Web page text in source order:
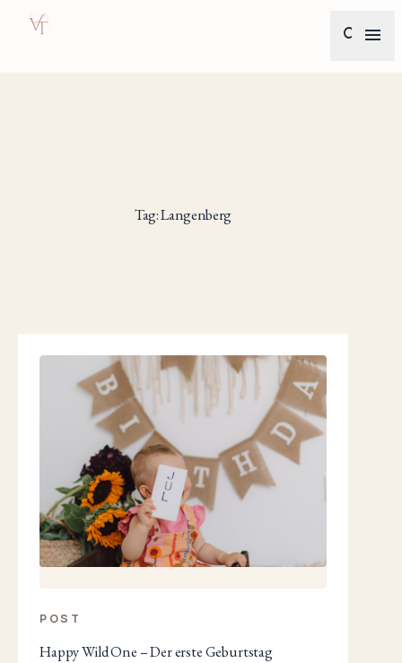
search menu
Tag: Langenberg
POST
Happy Wild One – Der erste Geburtstag